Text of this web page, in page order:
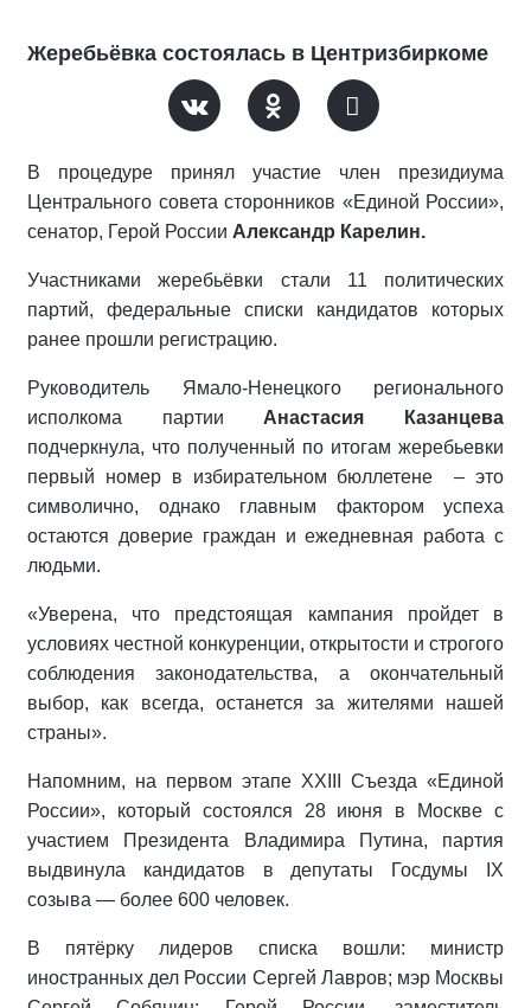
Жеребьёвка состоялась в Центризбиркоме
В процедуре принял участие член президиума
Центрального совета сторонников «Единой России»,
сенатор, Герой России Александр Карелин.
Участниками жеребьёвки стали 11 политических
партий, федеральные списки кандидатов которых
ранее прошли регистрацию.
Руководитель Ямало-Ненецкого регионального
исполкома партии Анастасия Казанцева
подчеркнула, что полученный по итогам жеребьевки
первый номер в избирательном бюллетене
– это
символично, однако главным фактором успеха
остаются доверие граждан и ежедневная работа с
людьми.
«Уверена, что предстоящая кампания пройдет в
условиях честной конкуренции, открытости и строгого
соблюдения законодательства, а окончательный
выбор, как всегда, останется за жителями нашей
страны».
Напомним, на первом этапе XXIII Съезда «Единой
России», который состоялся 28 июня в Москве с
участием Президента Владимира Путина, партия
выдвинула кандидатов в депутаты Госдумы IX
созыва — более 600 человек.
В пятёрку лидеров списка вошли: министр
иностранных дел России Сергей Лавров; мэр Москвы